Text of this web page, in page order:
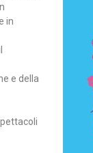
in
e della